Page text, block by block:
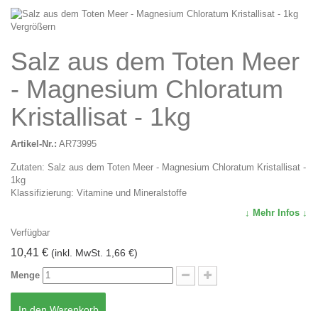
Vergrößern
Salz aus dem Toten Meer
- Magnesium Chloratum
Kristallisat - 1kg
Artikel-Nr.: AR73995
Zutaten: Salz aus dem Toten Meer - Magnesium Chloratum Kristallisat -
1kg
Klassifizierung: Vitamine und Mineralstoffe
↓ Mehr Infos ↓
Verfügbar
10,41 € (inkl. MwSt. 1,66 €)
Menge